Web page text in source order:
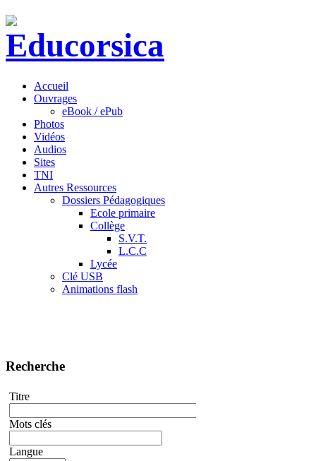
Accueil
Ouvrages
eBook / ePub
Photos
Vidéos
Audios
Sites
TNI
Autres Ressources
Dossiers Pédagogiques
Ecole primaire
Collège
S.V.T.
L.C.C
Lycée
Clé USB
Animations flash
Recherche
Titre
Mots clés
Langue